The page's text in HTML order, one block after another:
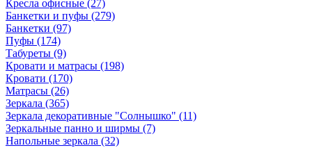
Кресла офисные (27)
Банкетки и пуфы (279)
Банкетки (97)
Пуфы (174)
Табуреты (9)
Кровати и матрасы (198)
Кровати (170)
Матрасы (26)
Зеркала (365)
Зеркала декоративные "Солнышко" (11)
Зеркальные панно и ширмы (7)
Напольные зеркала (32)